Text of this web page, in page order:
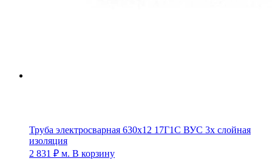
Труба электросварная 630х12 17Г1С ВУС 3х слойная
изоляция
2 831 ₽ м. В корзину